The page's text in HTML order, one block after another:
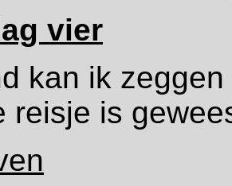
vier
kan ik
reisje is